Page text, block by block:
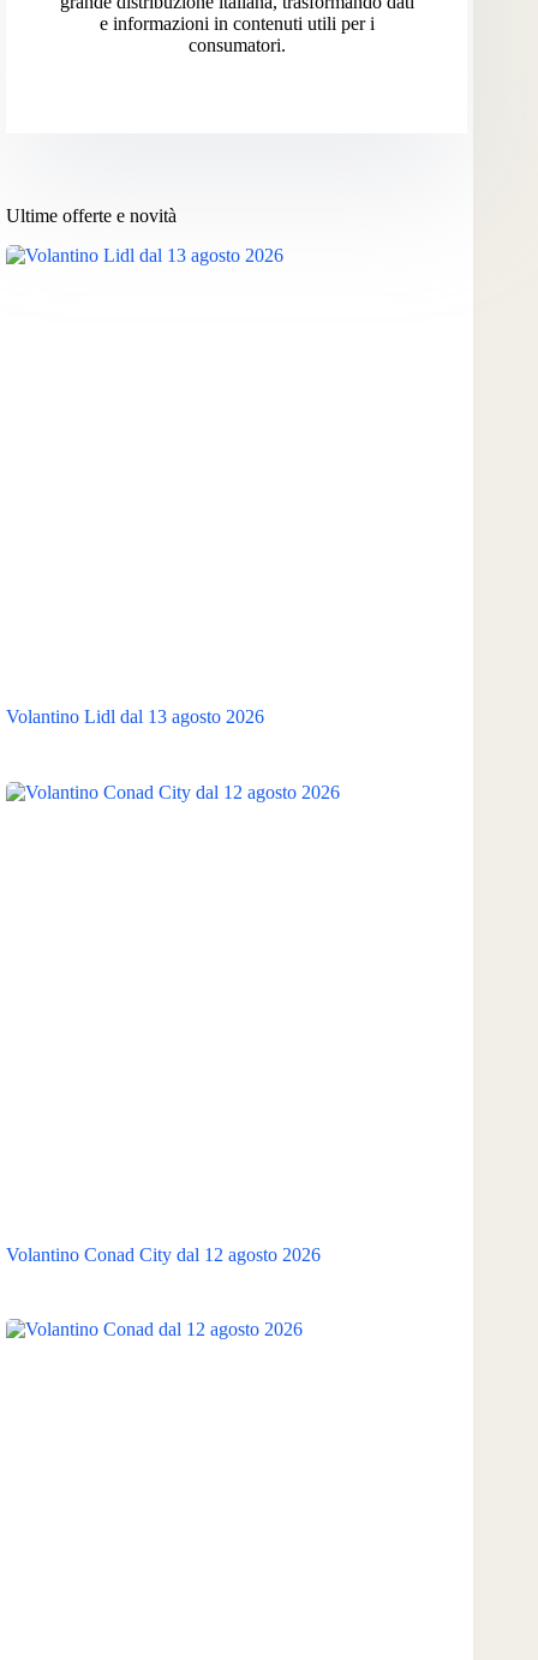
e informazioni in contenuti utili per i
consumatori.
Ultime offerte e novità
Volantino Lidl dal 13 agosto 2026
Volantino Conad City dal 12 agosto 2026